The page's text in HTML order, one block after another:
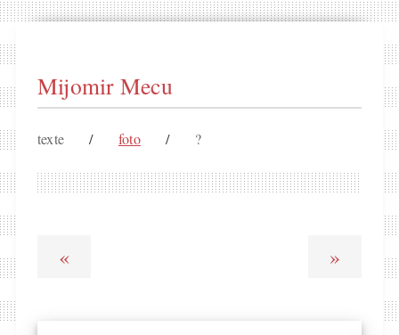
Mijomir Mecu
texte / foto / ?
« »